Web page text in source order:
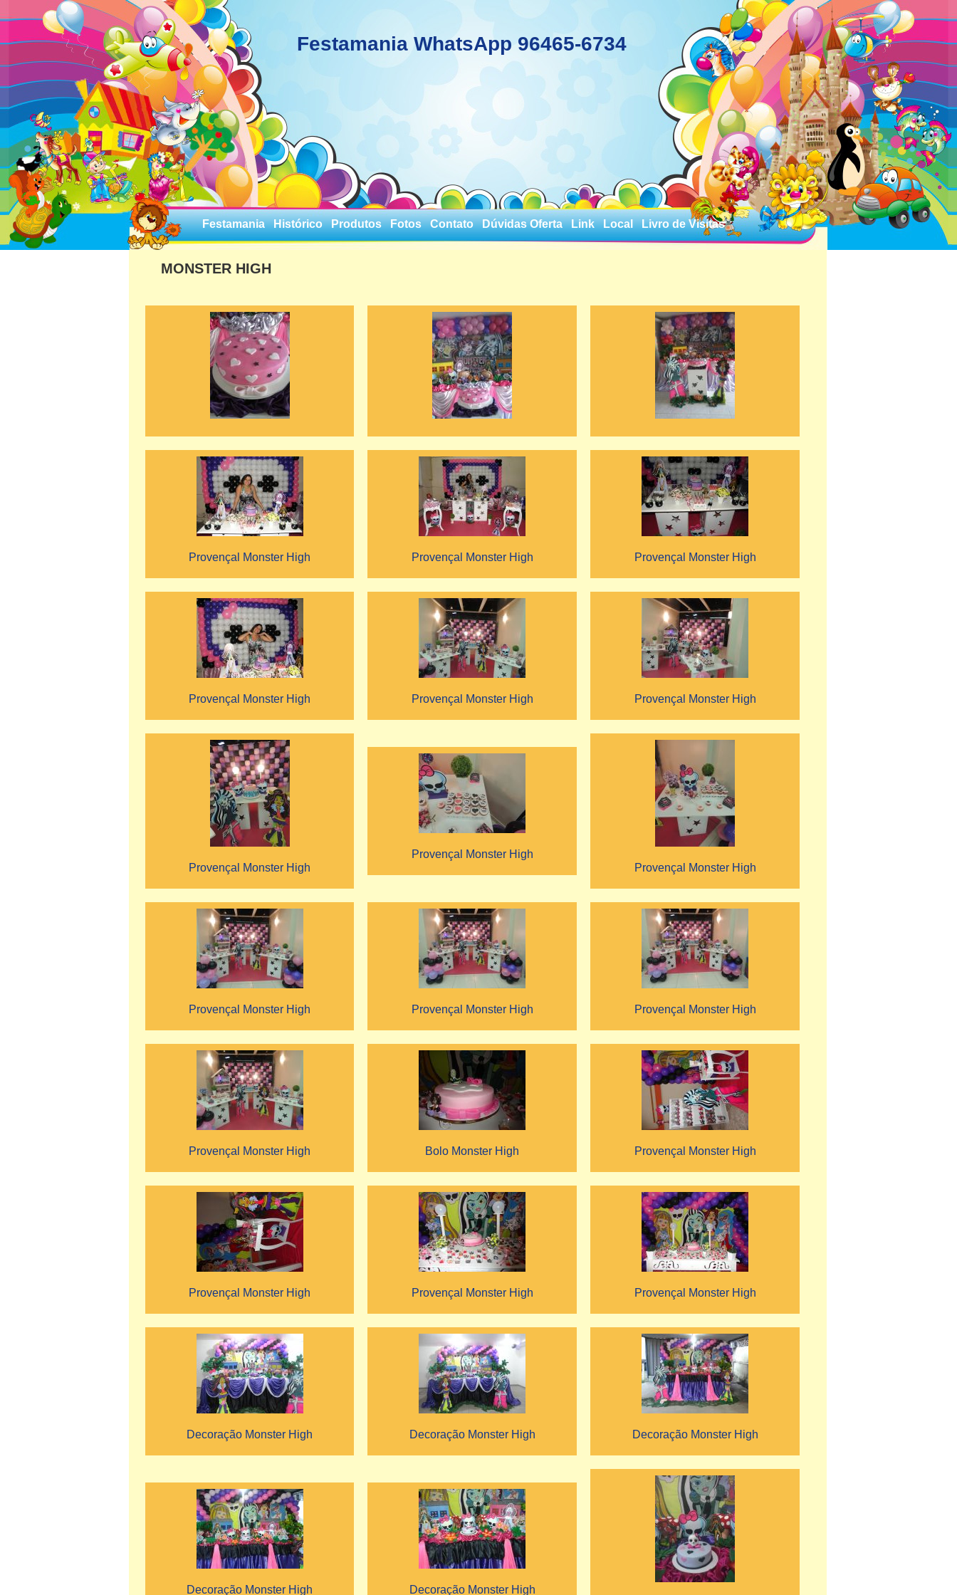
Festamania WhatsApp 96465-6734
Festamania Histórico Produtos Fotos Contato Dúvidas Oferta Link Local Livro de Visitas
MONSTER HIGH
Provençal Monster High Provençal Monster High Provençal Monster High
Provençal Monster High Provençal Monster High Provençal Monster High
Provençal Monster High
Provençal Monster High
Provençal Monster High
Provençal Monster High Provençal Monster High Provençal Monster High
Provençal Monster High Bolo Monster High Provençal Monster High
Provençal Monster High Provençal Monster High Provençal Monster High
Decoração Monster High Decoração Monster High Decoração Monster High
Decoração Monster High Decoração Monster High